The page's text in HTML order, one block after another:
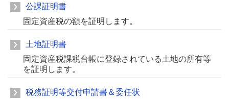
公課証明書
固定資産税の額を証明します。
土地証明書
固定資産税課税台帳に登録されている土地の所有等
を証明します。
税務証明等交付申請書＆委任状